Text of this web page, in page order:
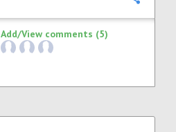
Add/View comments (5)